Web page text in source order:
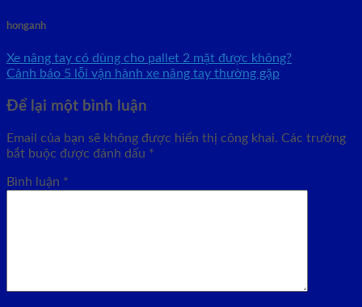
honganh
Xe nâng tay có dùng cho pallet 2 mặt được không?
Cảnh báo 5 lỗi vận hành xe nâng tay thường gặp
Để lại một bình luận
Email của bạn sẽ không được hiển thị công khai. Các trường
bắt buộc được đánh dấu *
Bình luận *